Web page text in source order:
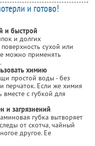
и готово!
и быстрой
и долгих
сухой или
можно применять
химию
простой воды - без
перчаток. Если же химия
с губкой для
и загрязнений
губка вытворяет
от скотча, чайный
другое. Ее